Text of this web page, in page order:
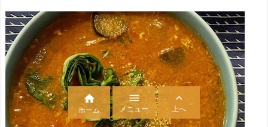

ホーム

メニュー

上へ